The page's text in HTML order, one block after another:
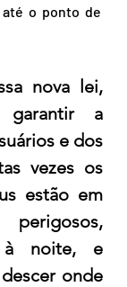
o ponto de
nova lei,
a
e dos
vezes os
estão em
à noite, e
onde